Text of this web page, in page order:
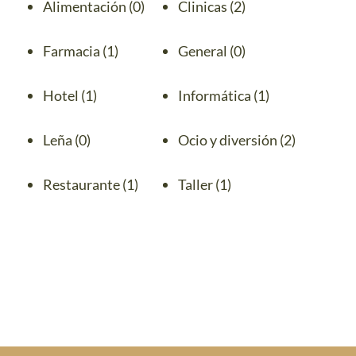
CONTACTO
Alimentación (0) Clinicas (2)
Farmacia (1) General (0)
Hotel (1) Informática (1)
Leña (0) Ocio y diversión (2)
Restaurante(1) Taller(1)